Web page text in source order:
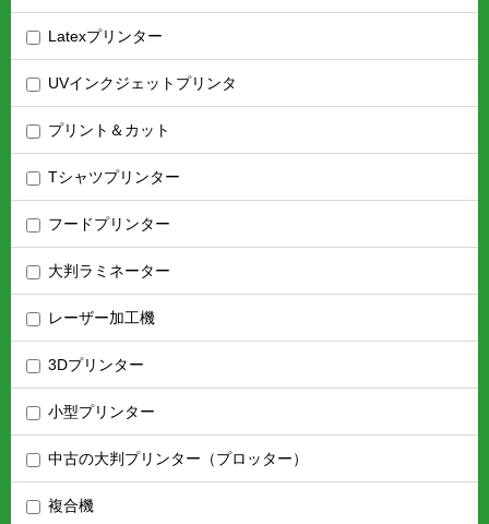
Latexプリンター
UVインクジェットプリンタ
プリント＆カット
Tシャツプリンター
フードプリンター
大判ラミネーター
レーザー加工機
3Dプリンター
小型プリンター
中古の大判プリンター（プロッター）
複合機